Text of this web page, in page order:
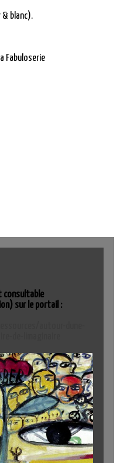
blanc).
Fabuloserie
consultable
sur le portail :